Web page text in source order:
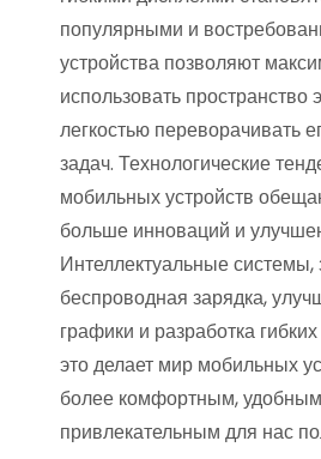
популярными и
устройства позволяют
использовать пространство
легкостью переворачивать
задач. Технологические
мобильных устройств
больше инноваций и
Интеллектуальные
беспроводная зарядка,
графики и разработка
это делает мир мобильных
более комфортным,
привлекательным для нас